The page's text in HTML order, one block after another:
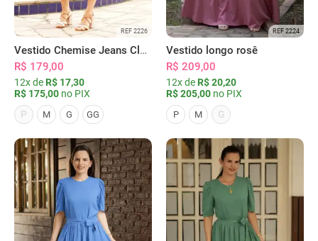
REF 2226
Vestido Chemise Jeans Clássica Serena
R$ 179,00
12x de R$ 17,30
R$ 175,00 no PIX
P
M G GG
REF 2224
Vestido longo rosê
R$ 209,00
12x de R$ 20,20
R$ 205,00 no PIX
P M G